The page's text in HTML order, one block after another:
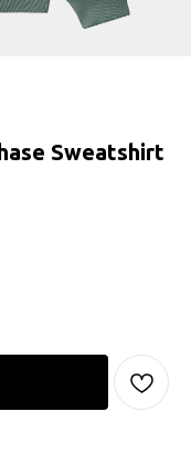
Sweatshirt